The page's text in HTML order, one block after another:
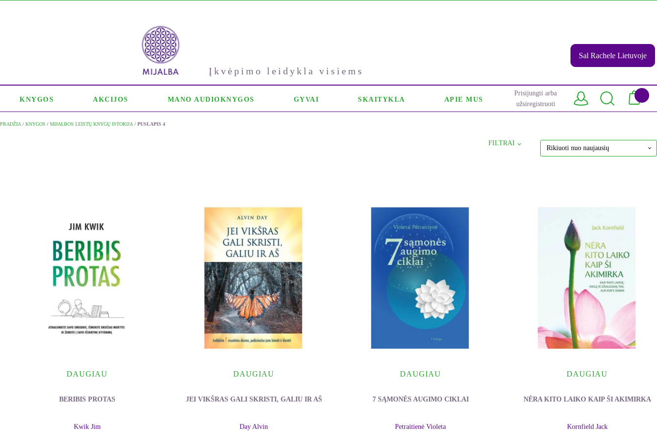
Įkvėpimo leidykla visiems
Sal Rachele Lietuvoje
KNYGOS AKCIJOS MANO AUDIOKNYGOS GYVAI SKAITYKLA APIE MUS
Prisijungti arba
užsiregistruoti
PRADŽIA / KNYGOS / MIJALBOS LEISTŲ KNYGŲ ISTORIJA / PUSLAPIS 4
FILTRAI
DAUGIAU
BERIBIS PROTAS
Kwik Jim
DAUGIAU
JEI VIKŠRAS GALI SKRISTI, GALIU IR AŠ
Day Alvin
DAUGIAU
7 SĄMONĖS AUGIMO CIKLAI
Petraitienė Violeta
DAUGIAU
NĖRA KITO LAIKO KAIP ŠI AKIMIRKA
Kornfield Jack